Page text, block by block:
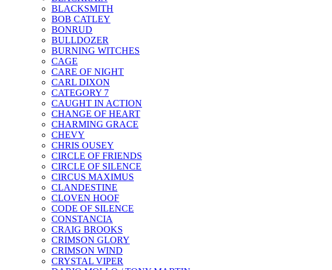
BLACKSMITH
BOB CATLEY
BONRUD
BULLDOZER
BURNING WITCHES
CAGE
CARE OF NIGHT
CARL DIXON
CATEGORY 7
CAUGHT IN ACTION
CHANGE OF HEART
CHARMING GRACE
CHEVY
CHRIS OUSEY
CIRCLE OF FRIENDS
CIRCLE OF SILENCE
CIRCUS MAXIMUS
CLANDESTINE
CLOVEN HOOF
CODE OF SILENCE
CONSTANCIA
CRAIG BROOKS
CRIMSON GLORY
CRIMSON WIND
CRYSTAL VIPER